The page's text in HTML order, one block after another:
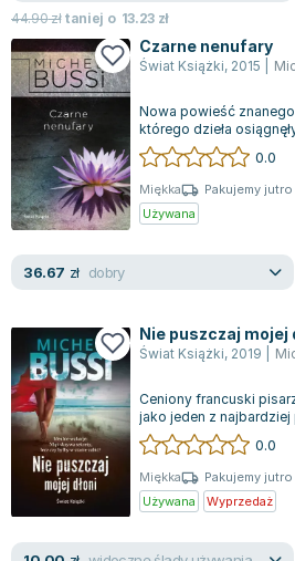
44.90złtaniej o 13.23 zł
Czarne nenufary
Świat Książki, 2015
Nowa powieść
którego dzieła
tysięcy egzemplarzy,
0.0
Miękka
Pakujemy jutro
Używana
36.67 zł dobry
Nie puszczaj mojej
Świat Książki, 2019
Ceniony francuski
jako jeden z
nową powieścią, która
0.0
Miękka
Pakujemy jutro
Używana
Wyprzedaż